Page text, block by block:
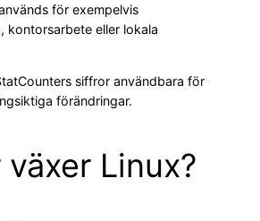
för exempelvis
kontorsarbete eller lokala
siffror användbara för
förändringar.
Linux?